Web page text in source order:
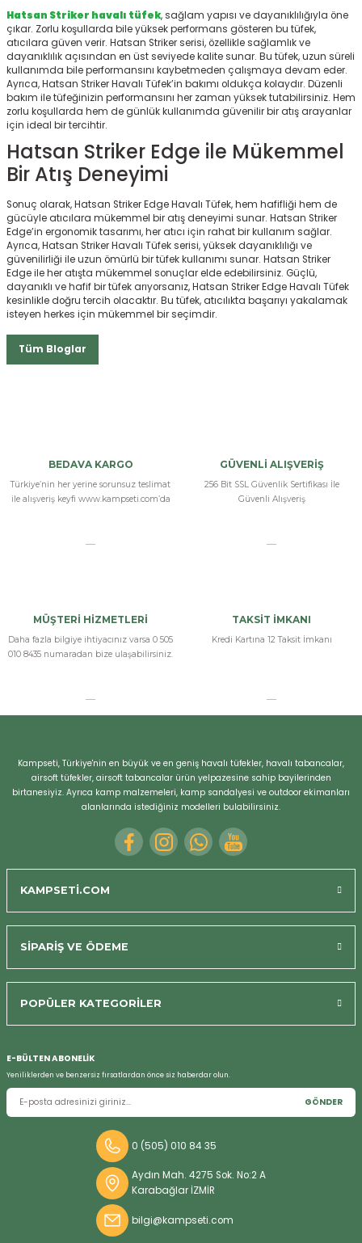
Hatsan Striker havalı tüfek, sağlam yapısı ve dayanıklılığıyla öne
çıkar. Zorlu koşullarda bile yüksek performans gösteren bu tüfek,
atıcılara güven verir. Hatsan Striker serisi, özellikle sağlamlık ve
dayanıklılık açısından en üst seviyede kalite sunar. Bu tüfek, uzun süreli
kullanımda bile performansını kaybetmeden çalışmaya devam eder.
Ayrıca, Hatsan Striker Havalı Tüfek’in bakımı oldukça kolaydır. Düzenli
bakım ile tüfeğinizin performansını her zaman yüksek tutabilirsiniz. Hem
zorlu koşullarda hem de günlük kullanımda güvenilir bir atış arayanlar
için ideal bir tercihtir.
Hatsan Striker Edge ile Mükemmel
Bir Atış Deneyimi
Sonuç olarak, Hatsan Striker Edge Havalı Tüfek, hem hafifliği hem de
gücüyle atıcılara mükemmel bir atış deneyimi sunar. Hatsan Striker
Edge’in ergonomik tasarımı, her atıcı için rahat bir kullanım sağlar.
Ayrıca, Hatsan Striker Havalı Tüfek serisi, yüksek dayanıklılığı ve
güvenilirliği ile uzun ömürlü bir tüfek kullanımı sunar. Hatsan Striker
Edge ile her atışta mükemmel sonuçlar elde edebilirsiniz. Güçlü,
dayanıklı ve hafif bir tüfek arıyorsanız, Hatsan Striker Edge Havalı Tüfek
kesinlikle doğru tercih olacaktır. Bu tüfek, atıcılıkta başarıyı yakalamak
isteyen herkes için mükemmel bir seçimdir.
Tüm Bloglar
BEDAVA KARGO
Türkiye’nin her yerine sorunsuz teslimat
ile alışveriş keyfi www.kampseti.com’da
GÜVENLİ ALIŞVERİŞ
256 Bit SSL Güvenlik Sertifikası İle
Güvenli Alışveriş
MÜŞTERİ HİZMETLERİ
Daha fazla bilgiye ihtiyacınız varsa 0 505
010 8435 numaradan bize ulaşabilirsiniz.
TAKSİT İMKANI
Kredi Kartına 12 Taksit İmkanı
Kampseti, Türkiye'nin en büyük ve en geniş havalı tüfekler, havalı tabancalar,
airsoft tüfekler, airsoft tabancalar ürün yelpazesine sahip bayilerinden
birtanesiyiz. Ayrıca kamp malzemeleri, kamp sandalyesi ve outdoor ekimanları
alanlarında istediğiniz modelleri bulabilirsiniz.
KAMPSETİ.COM
SİPARİŞ VE ÖDEME
POPÜLER KATEGORİLER
E-BÜLTEN ABONELİK
Yeniliklerden ve benzersiz fırsatlardan önce siz haberdar olun.
GÖNDER
0 (505) 010 84 35
Aydın Mah. 4275 Sok. No:2 A
Karabağlar İZMİR
bilgi@kampseti.com
Bizi Arayın